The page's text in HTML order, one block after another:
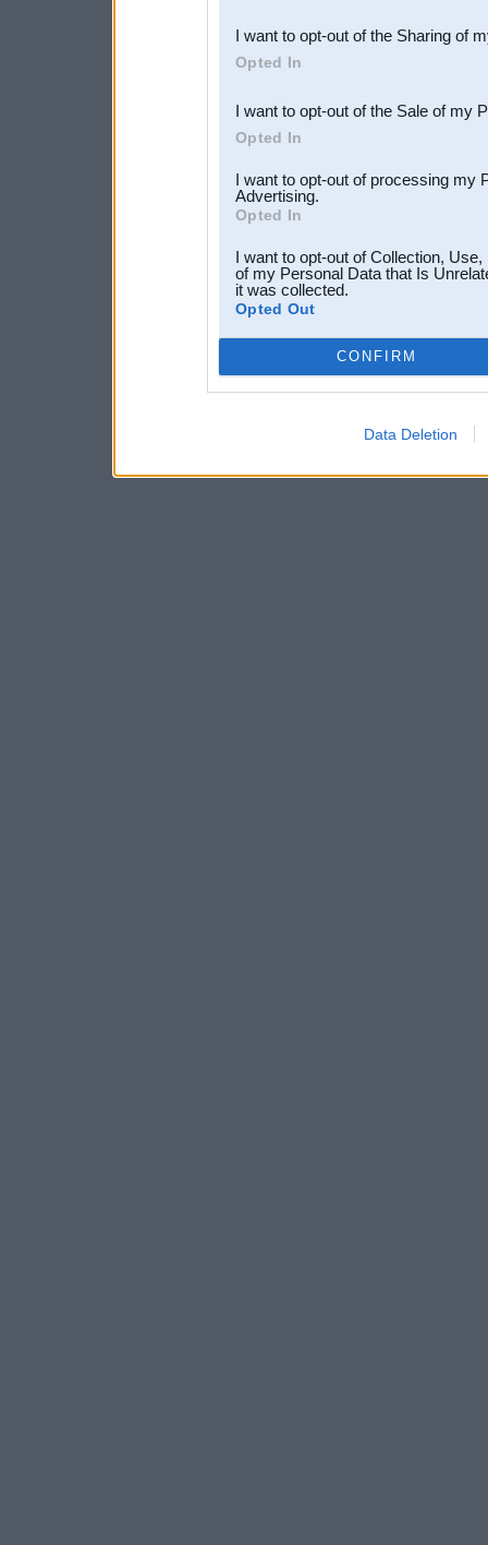
Downstream Participants
third parties.
I want to opt-out of the Sharing of
Opted In
I want to opt-out of the Sale of my
Opted In
I want to opt-out of processing my
Advertising.
Opted In
I want to opt-out of Collection,
of my Personal Data that Is
it was collected.
Opted Out
CONFIRM
Data Deletion